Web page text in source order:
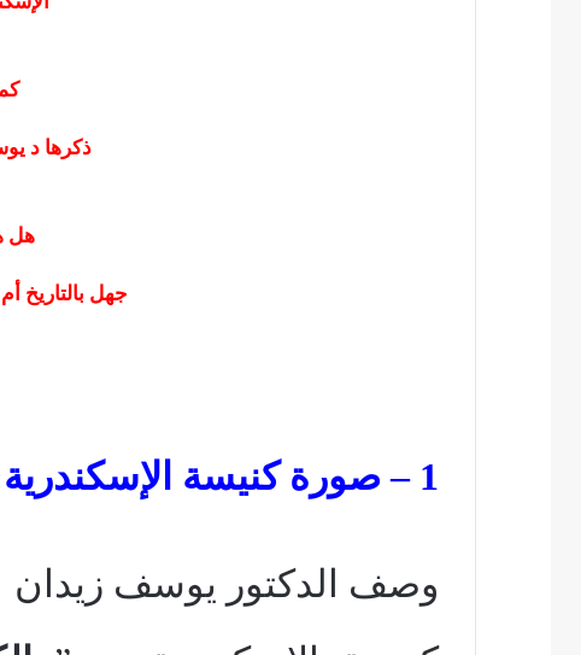
ذكرها د
هل
جهل بالتاريخ
1 – صورة كنيسة الإسكندرية:
وصف الدكتور يوسف زيدان